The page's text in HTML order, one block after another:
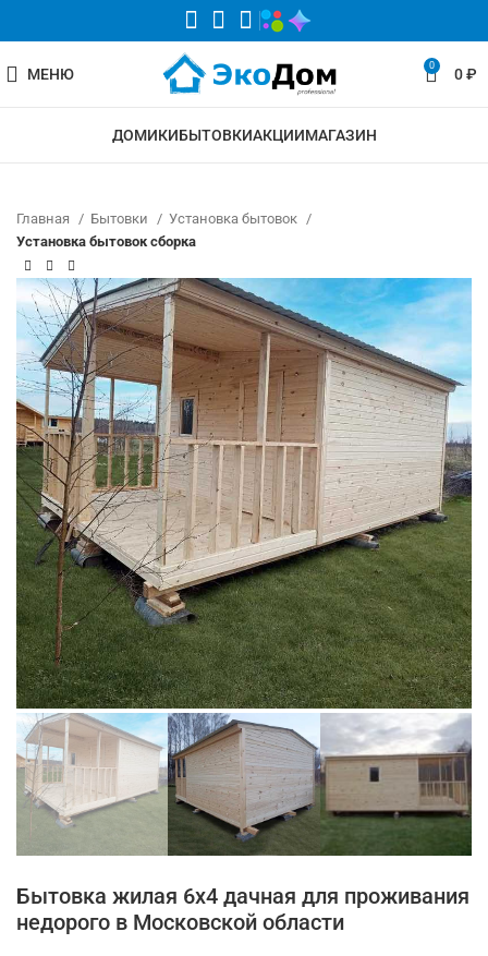
МЕНЮ 0 0₽
ДОМИКИБЫТОВКИАКЦИИМАГАЗИН
Главная Бытовки
Установка бытовок
Установка бытовок сборка
Бытовка жилая 6х4 дачная для проживания
недорого в Московской области